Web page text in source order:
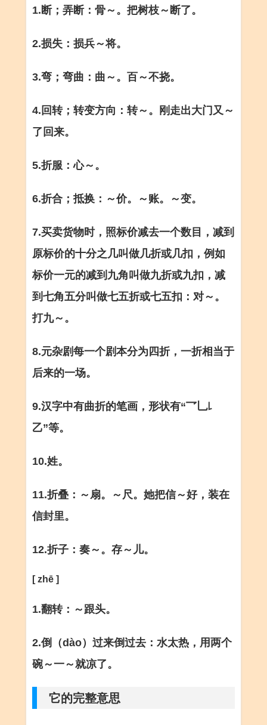
1.断；弄断：骨～。把树枝～断了。
2.损失：损兵～将。
3.弯；弯曲：曲～。百～不挠。
4.回转；转变方向：转～。刚走出大门又～
了回来。
5.折服：心～。
6.折合；抵换：～价。～账。～变。
7.买卖货物时，照标价减去一个数目，减到
原标价的十分之几叫做几折或几扣，例如
标价一元的减到九角叫做九折或九扣，减
到七角五分叫做七五折或七五扣：对～。
打九～。
8.元杂剧每一个剧本分为四折，一折相当于
后来的一场。
9.汉字中有曲折的笔画，形状有“乛乚꒒
乙”等。
10.姓。
11.折叠：～扇。～尺。她把信～好，装在
信封里。
12.折子：奏～。存～儿。
[ zhē ]
1.翻转：～跟头。
2.倒（dào）过来倒过去：水太热，用两个
碗～一～就凉了。
它的完整意思